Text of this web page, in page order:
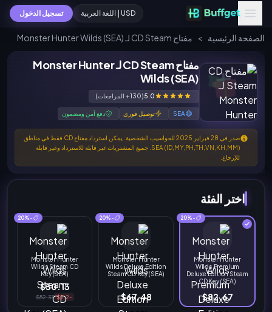
USD | اللغة العربية تسجيل الدخول
الصفحة الرئيسية > مفتاح CD Steam لـ Monster Hunter Wilds (SEA)
مفتاح CD Steam لـ Monster Hunter
Wilds (SEA)
5.0(130+ المراجعات)
SEA توصيل فوري دفع آمن ومضمون
صدر في 28 فبراير 2025 للحواسيب الشخصية. يمكن استرداد مفتاح CD فقط في مناطق
SEA (ID,MY,PH,TH,VN,KH,MM). جميع المشتريات غير قابلة للاسترداد وغير قابلة
للإرجاع.
اختر الفئة
-20%
Monster Hunter
Wilds Premium
Deluxe Edition Steam
CD Key(SEA)
$82.67
-20%
Monster Hunter
Wilds Deluxe Edition
Steam CD Key(SEA)
$67.48
-20%
Monster Hunter
Wilds Steam CD
Key(SEA)
$50.13
-$2.2
$52.33